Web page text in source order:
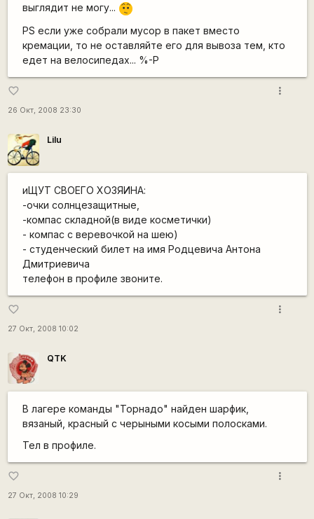
выглядит не могу... :-/
PS если уже собрали мусор в пакет вместо
кремации, то не оставляйте его для вывоза тем, кто
едет на велосипедах... %-P
favorite_border
26 Окт, 2008 23:30
more_vert
Lilu
иЩУТ СВОЕГО ХОЗЯИНА:
-очки солнцезащитные,
-компас складной(в виде косметички)
- компас с веревочкой на шею)
- студенческий билет на имя Родцевича Антона
Дмитриевича
телефон в профиле звоните.
favorite_border
27 Окт, 2008 10:02
more_vert
QTK
В лагере команды "Торнадо" найден шарфик,
вязаный, красный с черыными косыми полосками.
Тел в профиле.
favorite_border
27 Окт, 2008 10:29
more_vert